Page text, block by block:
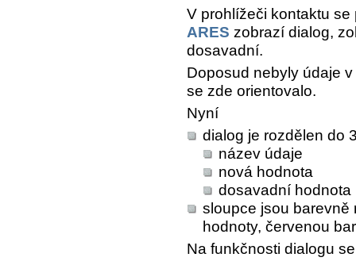
V prohlížeči kontaktu
ARES zobrazí dialog,
dosavadní.
Doposud nebyly údaje
se zde orientovalo.
Nyní
dialog je rozdělen do
název údaje
nová hodnota
dosavadní hodnota
sloupce jsou barevně
hodnoty, červenou
Na funkčnosti dialogu